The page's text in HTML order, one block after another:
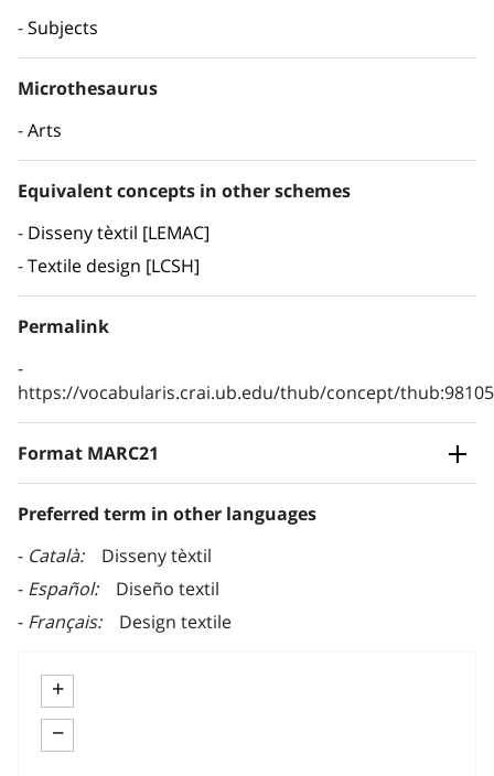
Subjects
Microthesaurus
Arts
Equivalent concepts in other schemes
Disseny tèxtil [LEMAC]
Textile design [LCSH]
Permalink
https://vocabularis.crai.ub.edu/thub/concept/
Format MARC21
Preferred term in other languages
Català
Disseny tèxtil
Español
Diseño textil
Français
Design textile
+
−